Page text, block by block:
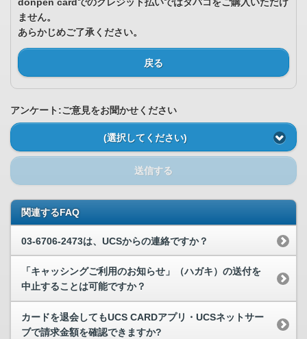
donpen cardでのクレジット払いではタバコをご購入いただけ
ません。
あらかじめご了承ください。
戻る
アンケート:ご意見をお聞かせください
(選択してください)
送信する
関連するFAQ
03-6706-2473は、UCSからの連絡ですか？
「キャッシングご利用のお知らせ」（ハガキ）の送付を
中止することは可能ですか？
カードを退会してもUCS CARDアプリ・UCSネットサー
ブで請求金額を確認できますか?